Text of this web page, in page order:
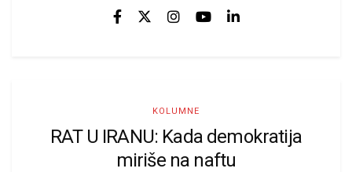
KOLUMNE
RAT U IRANU: Kada demokratija
miriše na naftu